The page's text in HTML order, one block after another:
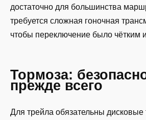
достаточно для большинства
требуется сложная гоночная
чтобы переключение было чётким
Тормоза:
прежде всего
Для трейла обязательны